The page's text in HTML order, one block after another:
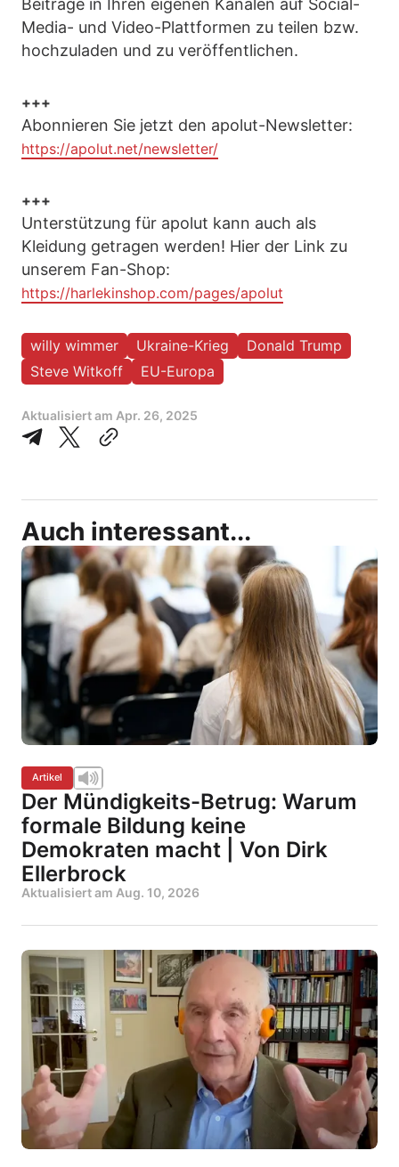
Beiträge in Ihren eigenen Kanälen auf Social-
Media- und Video-Plattformen zu teilen bzw.
hochzuladen und zu veröffentlichen.
+++
Abonnieren Sie jetzt den apolut-Newsletter:
https://apolut.net/newsletter/
+++
Unterstützung für apolut kann auch als
Kleidung getragen werden! Hier der Link zu
unserem Fan-Shop:
https://harlekinshop.com/pages/apolut
willy wimmer Ukraine-Krieg
Donald Trump
Steve Witkoff
EU-Europa
Aktualisiert am Apr. 26, 2025
Auch interessant...
Artikel
Der Mündigkeits-Betrug: Warum
formale Bildung keine
Demokraten macht | Von Dirk
Ellerbrock
Aktualisiert am Aug. 10, 2026